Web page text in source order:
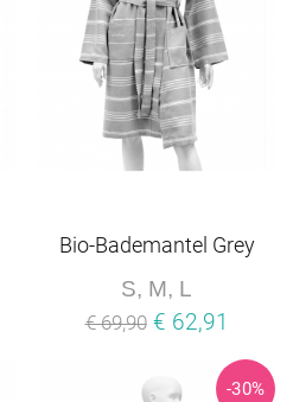
Bio-Bademantel Grey
S, M, L
€ 69,90 € 62,91
-30%